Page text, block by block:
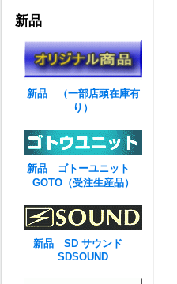
新品
新品 （一部店頭在庫有
り）
新品 ゴトーユニット
GOTO（受注生産品）
新品 SD サウンド
SDSOUND